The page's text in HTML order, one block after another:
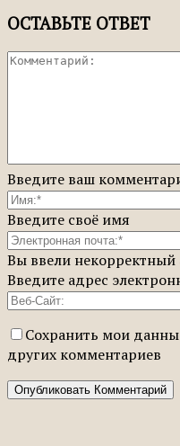
ОСТАВЬТЕ ОТВЕТ
Введите ваш
Введите своё имя
Вы ввели
Введите адрес
Сохранить мои
других комментариев